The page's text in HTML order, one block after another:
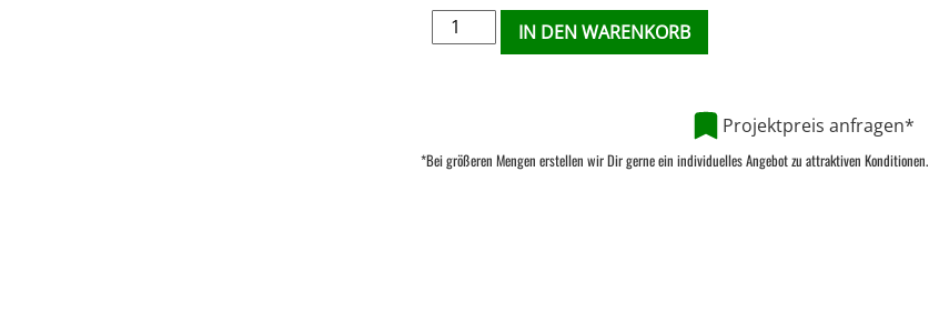
IN DEN WARENKORB
Projektpreis anfragen*
*Bei größeren Mengen erstellen wir Dir gerne ein individuelles Angebot zu attraktiven Konditionen.